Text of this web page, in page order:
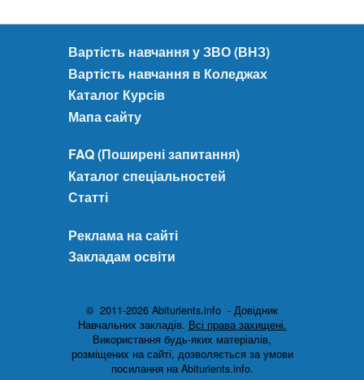
Вартість навчання у ЗВО (ВНЗ)
Вартість навчання в Коледжах
Каталог Курсів
Мапа сайту
FAQ (Поширені запитання)
Каталог спеціальностей
Статті
Реклама на сайті
Закладам освіти
© 2011-2026 Abiturients.info - Довідник
Навчальних закладів. Всі права захищені.
Використання будь-яких матеріалів,
розміщених на сайті, дозволяється за умови
посилання на Abiturients.info.